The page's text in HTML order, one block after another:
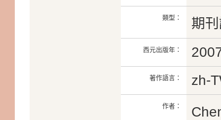
類型： 期
西元出版年：
著作語言： zh-
作者：